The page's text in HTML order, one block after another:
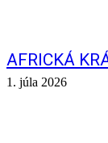
AFRICKÁ
1. júla 2026